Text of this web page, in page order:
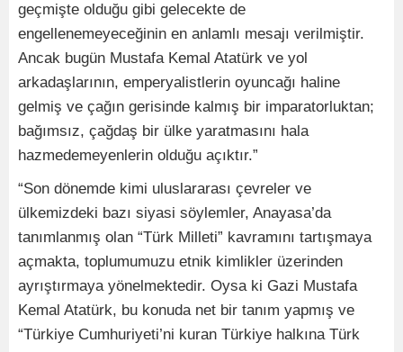
geçmişte olduğu gibi gelecekte de
engellenemeyeceğinin en anlamlı mesajı verilmiştir.
Ancak bugün Mustafa Kemal Atatürk ve yol
arkadaşlarının, emperyalistlerin oyuncağı haline
gelmiş ve çağın gerisinde kalmış bir imparatorluktan;
bağımsız, çağdaş bir ülke yaratmasını hala
hazmedemeyenlerin olduğu açıktır.”
“Son dönemde kimi uluslararası çevreler ve
ülkemizdeki bazı siyasi söylemler, Anayasa’da
tanımlanmış olan “Türk Milleti” kavramını tartışmaya
açmakta, toplumumuzu etnik kimlikler üzerinden
ayrıştırmaya yönelmektedir. Oysa ki Gazi Mustafa
Kemal Atatürk, bu konuda net bir tanım yapmış ve
“Türkiye Cumhuriyeti’ni kuran Türkiye halkına Türk